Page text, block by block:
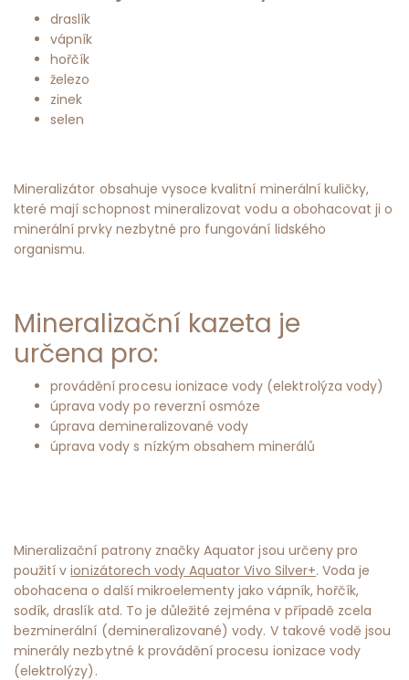
draslík
vápník
hořčík
železo
zinek
selen
Mineralizátor obsahuje vysoce kvalitní minerální kuličky,
které mají schopnost mineralizovat vodu a obohacovat ji o
minerální prvky nezbytné pro fungování lidského
organismu.
Mineralizační kazeta je
určena pro:
provádění procesu ionizace vody (elektrolýza vody)
úprava vody po reverzní osmóze
úprava demineralizované vody
úprava vody s nízkým obsahem minerálů
Mineralizační patrony značky Aquator jsou určeny pro
použití vionizátorech vody Aquator Vivo Silver+. Voda je
obohacena o další mikroelementy jako vápník, hořčík,
sodík, draslík atd. To je důležité zejména v případě zcela
bezminerální (demineralizované) vody. V takové vodě jsou
minerály nezbytné k provádění procesu ionizace vody
(elektrolýzy).